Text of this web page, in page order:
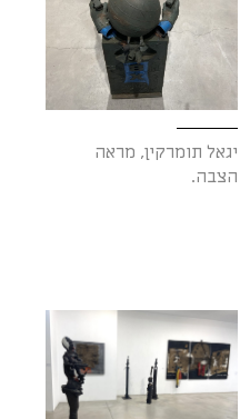
יגאל תומרקין, מראה
הצבה.